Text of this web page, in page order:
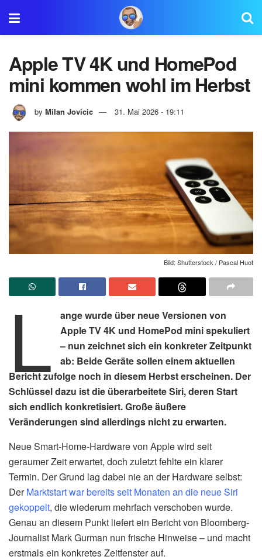
Apple TV 4K und HomePod
mini kommen wohl im Herbst
by Milan Jovicic 31. Mai 2026 - 19:11
Bild: Shutterstock / Pascal Huot
L
ange wurde über neue Versionen von
Apple TV 4K und HomePod mini spekuliert
– nun zeichnet sich ein konkreter Zeitpunkt
ab: Beide Geräte sollen einem aktuellen
Bericht zufolge noch in diesem Herbst erscheinen. Der
Schlüssel dazu ist die überarbeitete Siri, deren Start
sich endlich konkretisiert. Große äußere
Veränderungen sind allerdings nicht zu erwarten.
Neue Smart-Home-Hardware von Apple wird seit
geraumer Zeit erwartet, doch zuletzt fehlte ein klarer
Termin. Der Grund lag dabei nie an der Hardware selbst:
DerMarktstart war bereits seit Monaten an die neue Siri
gekoppelt, die wiederum mehrfach verschoben wurde.
Genau an diesem Punkt liefert ein Bericht von Bloomberg-
Journalist Mark Gurman nun frische Hinweise – und macht
erstmals ein konkretes Zeitfenster auf.